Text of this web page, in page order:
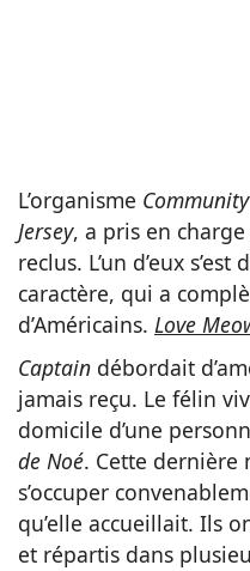
L’organisme
Jersey, a pris en
reclus. L’un d’eux
caractère, qui a
d’Américains. Love
Captain débordait
jamais reçu. Le félin
domicile d’une
de Noé. Cette dernière
s’occuper
qu’elle accueillait. Ils
et répartis dans